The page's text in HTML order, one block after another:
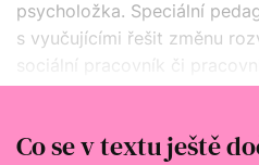
psycholožka. Speciální
s vyučujícími řešit změnu
sociální pracovník či
s rodinou. „Cílem jsou
Co se v textu ještě